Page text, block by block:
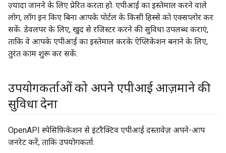
ज़्यादा जानने के लिए प्रेरित करता हो. एपीआई का इस्तेमाल करने वाले
लोग, लॉग इन किए बिना आपके पोर्टल के किसी हिस्से को एक्सप्लोर कर
सकें. डेवलपर के लिए, खुद से रजिस्टर करने की सुविधा उपलब्ध कराएं,
ताकि वे आपके एपीआई का इस्तेमाल करके ऐप्लिकेशन बनाने के लिए,
तुरंत काम शुरू कर सकें.
उपयोगकर्ताओं को अपने एपीआई आज़माने की
सुविधा देना
OpenAPI स्पेसिफ़िकेशन से इंटरैक्टिव एपीआई दस्तावेज़ अपने-आप
जनरेट करें, ताकि उपयोगकर्ता: